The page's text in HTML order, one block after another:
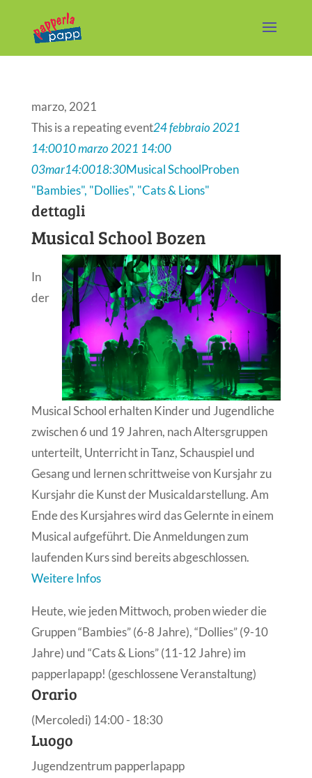
marzo, 2021
This is a repeating event24 febbraio 2021
14:0010 marzo 2021 14:00
03mar14:0018:30Musical SchoolProben
"Bambies", "Dollies", "Cats & Lions"
dettagli
Musical School Bozen
In
der
Musical School erhalten Kinder und Jugendliche
zwischen 6 und 19 Jahren, nach Altersgruppen
unterteilt, Unterricht in Tanz, Schauspiel und
Gesang und lernen schrittweise von Kursjahr zu
Kursjahr die Kunst der Musicaldarstellung. Am
Ende des Kursjahres wird das Gelernte in einem
Musical aufgeführt. Die Anmeldungen zum
laufenden Kurs sind bereits abgeschlossen.
Weitere Infos
Heute, wie jeden Mittwoch, proben wieder die
Gruppen “Bambies” (6-8 Jahre), “Dollies” (9-10
Jahre) und “Cats & Lions” (11-12 Jahre) im
papperlapapp! (geschlossene Veranstaltung)
Orario
(Mercoledi) 14:00 - 18:30
Luogo
Jugendzentrum papperlapapp